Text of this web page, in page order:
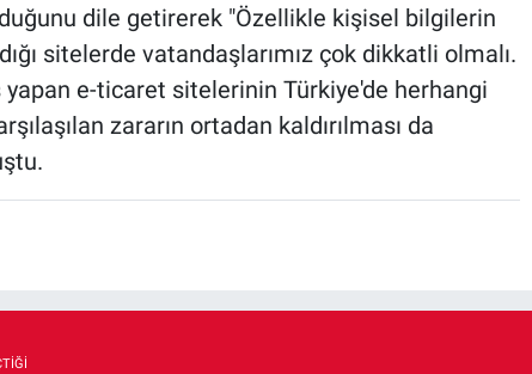
dile getirerek "Özellikle kişisel bilgilerin
sitelerde vatandaşlarımız çok dikkatli olmalı.
yapan e-ticaret sitelerinin Türkiye'de herhangi
zararın ortadan kaldırılması da